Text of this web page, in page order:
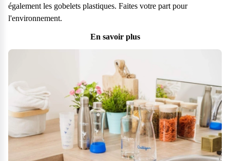
également les gobelets plastiques. Faites votre part pour
l'environnement.
En savoir plus